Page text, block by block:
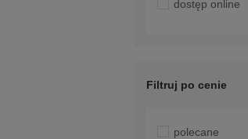
dostęp online
Filtruj po cenie
polecane